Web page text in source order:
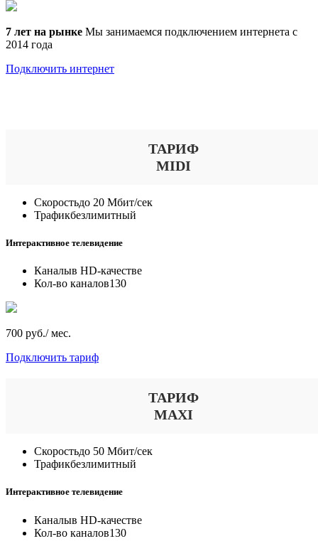
7 лет на рынке Мы занимаемся подключением интернета с
2014 года
Подключить интернет
ТАРИФ
MIDI
Скоростьдо 20 Мбит/сек
Трафикбезлимитный
Интерактивное телевидение
Каналыв HD-качестве
Кол-во каналов130
700 руб./ мес.
Подключить тариф
ТАРИФ
MAXI
Скоростьдо 50 Мбит/сек
Трафикбезлимитный
Интерактивное телевидение
Каналыв HD-качестве
Кол-во каналов130